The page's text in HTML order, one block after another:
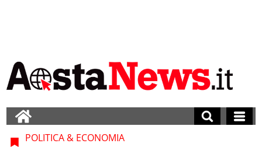
POLITICA & ECONOMIA